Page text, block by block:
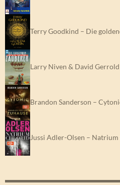
Terry Goodkind – Die
Larry Niven & David
Brandon Sanderson –
Jussi Adler-Olsen –